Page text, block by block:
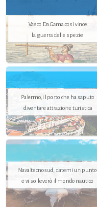
Vasco Da Gama così vince
la guerra delle spezie
Palermo, il porto che ha saputo
diventare attrazione turistica
Navaltecnosud, datemi un punto
e vi solleverò il mondo nautico